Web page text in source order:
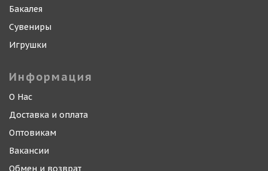
Бакалея
Сувениры
Игрушки
Информация
О Нас
Доставка и оплата
Оптовикам
Вакансии
Обмен и возврат